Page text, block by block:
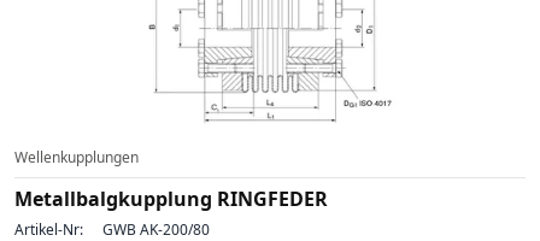
Wellenkupplungen
Metallbalgkupplung RINGFEDER
Artikel-Nr: GWB AK-200/80